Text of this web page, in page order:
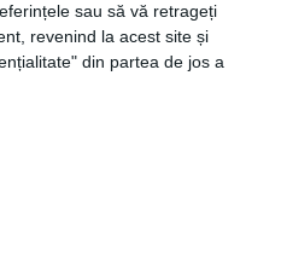
sau să vă retrageți
revenind la acest site și
din partea de jos a
nu are nicio idee pentru prima
partenerei sigur i se va
un loc de întâlnire